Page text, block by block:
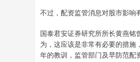
不过，配资监管消息对股市影响
国泰君安证券研究所所长黄燕
为，这应该是非常有必要的措
年的教训，监管部门及早防范配